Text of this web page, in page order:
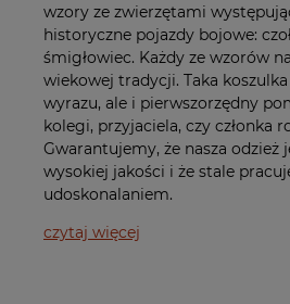
wzory ze zwierzętami
historyczne pojazdy bojowe:
śmigłowiec. Każdy ze wzorów
wiekowej tradycji. Taka
wyrazu, ale i pierwszorzędny
kolegi, przyjaciela, czy członka
Gwarantujemy, że nasza odzież
wysokiej jakości i że stale
udoskonalaniem.
czytaj więcej